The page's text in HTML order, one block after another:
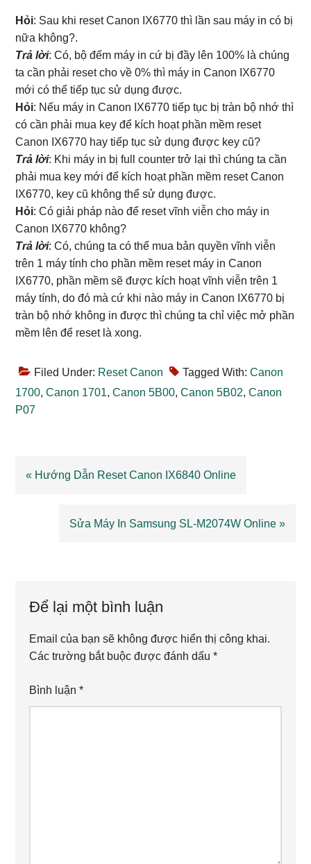
Hỏi: Sau khi reset Canon IX6770 thì lần sau máy in có bị
nữa không?.
Trả lời: Có, bộ đếm máy in cứ bị đầy lên 100% là chúng
ta cần phải reset cho về 0% thì máy in Canon IX6770
mới có thể tiếp tục sử dụng được.
Hỏi: Nếu máy in Canon IX6770 tiếp tục bị tràn bộ nhớ thì
có cần phải mua key để kích hoạt phần mềm reset
Canon IX6770 hay tiếp tục sử dụng được key cũ?
Trả lời: Khi máy in bị full counter trở lại thì chúng ta cần
phải mua key mới để kích hoạt phần mềm reset Canon
IX6770, key cũ không thể sử dụng được.
Hỏi: Có giải pháp nào để reset vĩnh viễn cho máy in
Canon IX6770 không?
Trả lời: Có, chúng ta có thể mua bản quyền vĩnh viễn
trên 1 máy tính cho phần mềm reset máy in Canon
IX6770, phần mềm sẽ được kích hoạt vĩnh viễn trên 1
máy tính, do đó mà cứ khi nào máy in Canon IX6770 bị
tràn bộ nhớ không in được thì chúng ta chỉ việc mở phần
mềm lên để reset là xong.
Filed Under: Reset Canon Tagged With:Canon
1700,Canon 1701,Canon 5B00,Canon 5B02,Canon
P07
Previous
« Hướng Dẫn Reset Canon IX6840 Online
Next
Sửa Máy In Samsung SL-M2074W Online »
Để lại một bình luận
Email của bạn sẽ không được hiển thị công khai.
Các trường bắt buộc được đánh dấu*
Bình luận*